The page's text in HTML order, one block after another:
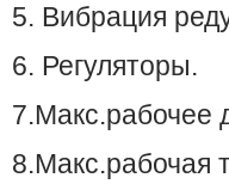
5. Вибрация
6. Регуляторы.
7.Макс.рабочее
8.Макс.рабочая